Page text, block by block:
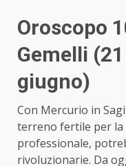
Oroscopo
Gemelli
giugno)
Con Mercurio in
terreno fertile per la
professionale,
rivoluzionarie. Da